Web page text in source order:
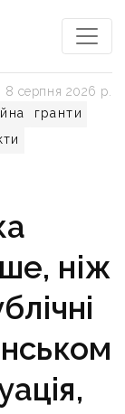
гранти
8 серпня 2026 р.
ніж